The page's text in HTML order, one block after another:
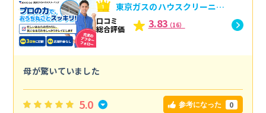
東京ガスのハウスクリーニン
グへの口コミ
口コミ
総合評価
3.83（16）
母が驚いていました
5.0 参考になった 0